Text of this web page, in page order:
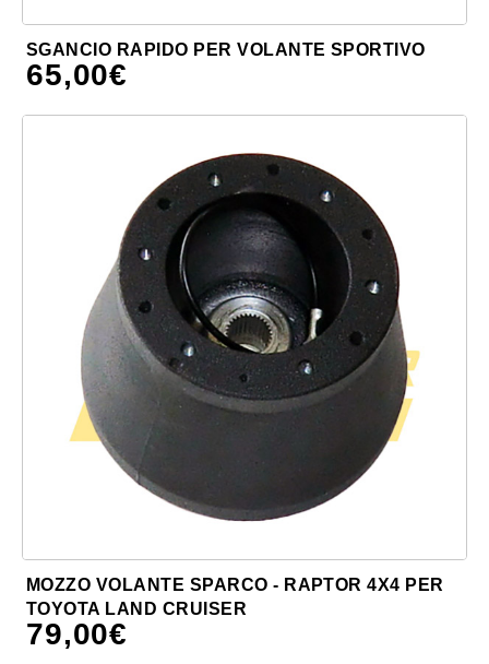
SGANCIO RAPIDO PER VOLANTE SPORTIVO
65,00€
MOZZO VOLANTE SPARCO - RAPTOR 4X4 PER
TOYOTA LAND CRUISER
79,00€